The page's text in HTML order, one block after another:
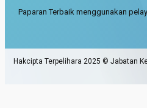
Paparan Terbaik menggunakan
Hakcipta Terpelihara 2025 © Jabatan